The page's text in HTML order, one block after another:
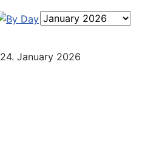
January 2026